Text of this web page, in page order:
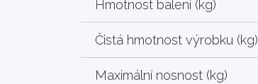
Hmotnost balení (kg)
Čistá hmotnost výrobku (kg)
Maximální nosnost (kg)